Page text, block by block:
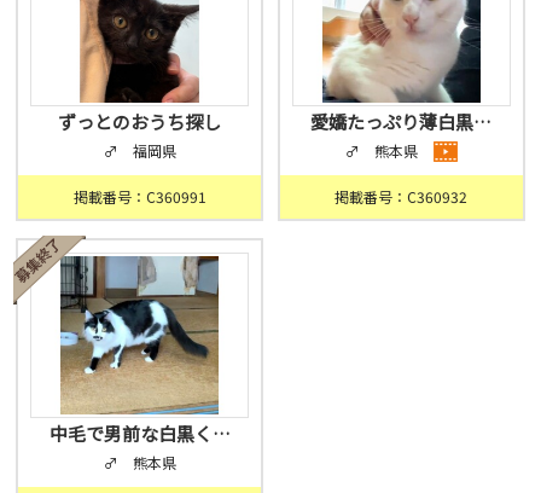
ずっとのおうち探し
♂ 福岡県
掲載番号：C360991
愛嬌たっぷり薄白黒…
♂ 熊本県
掲載番号：C360932
中毛で男前な白黒く…
♂ 熊本県